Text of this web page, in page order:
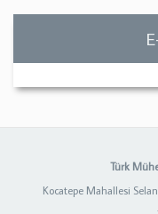
Türk
Kocatepe Mahallesi